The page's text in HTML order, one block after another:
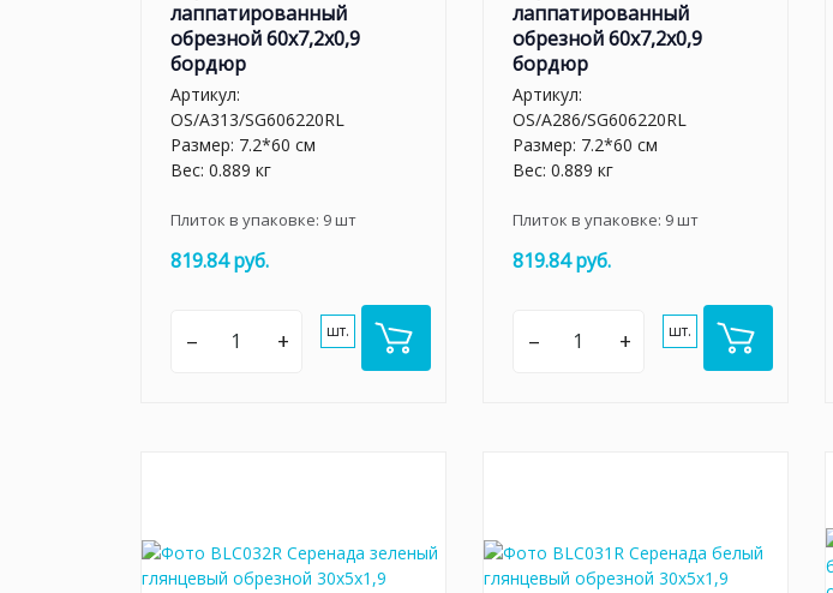
лаппатированный
обрезной 60x7,2x0,9
бордюр
Артикул:
OS/A313/SG606220RL
Размер: 7.2*60 см
Вес: 0.889 кг
Плиток в упаковке: 9шт
819.84 руб.
– + шт.
лаппатированный
обрезной 60x7,2x0,9
бордюр
Артикул:
OS/A286/SG606220RL
Размер: 7.2*60 см
Вес: 0.889 кг
Плиток в упаковке: 9шт
819.84 руб.
– + шт.